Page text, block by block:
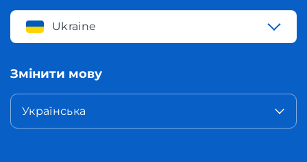
Ukraine
Змінити мову
Українська